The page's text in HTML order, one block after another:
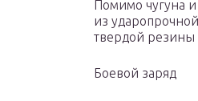
Помимо чугуна и
из
твердой резины
Боевой заряд